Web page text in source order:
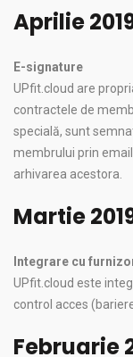
Aprilie
E-signature
UPfit.cloud are
contractele de
specială, sunt
membrului prin
arhivarea acestora.
Martie
Integrare cu
UPfit.cloud este
control acces
Februarie